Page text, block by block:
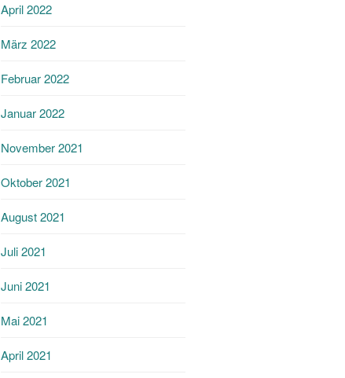
April 2022
März 2022
Februar 2022
Januar 2022
November 2021
Oktober 2021
August 2021
Juli 2021
Juni 2021
Mai 2021
April 2021